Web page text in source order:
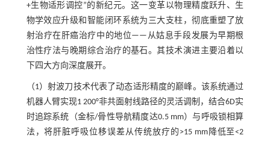
+生物适形调控”的新纪元。这一变革以物理精度跃升、生
物学效应升级和智能闭环系统为三大支柱，彻底重塑了放
射治疗在肝癌治疗中的地位——从姑息手段发展为早期根
治性疗法与晚期综合治疗的基石。其技术演进主要沿着以
下四大方向深度展开。
（1）射波刀技术代表了动态适形精度的巅峰。该系统通过
机器人臂实现1 200°非共面射线路径的灵活调制，结合6D实
时追踪系统（金标/骨性导航精度达0.5 mm）与呼吸锁相算
法，将肝脏呼吸位移误差从传统放疗的>15 mm降低至<2